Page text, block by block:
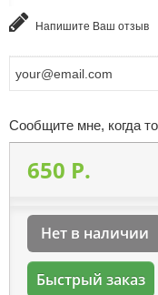
Напишите Ваш отзыв
Сообщите мне, когда
650 P.
Нет в наличии
Быстрый заказ